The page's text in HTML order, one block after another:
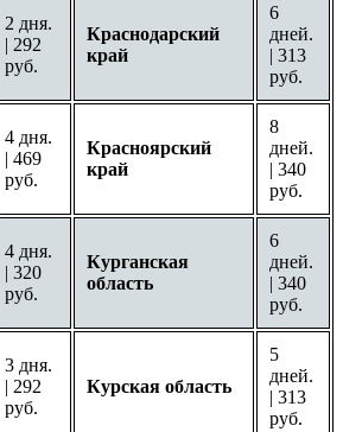
2 дня.
| 292
руб.
Краснодарский
край
6
дней.
| 313
руб.
4 дня.
| 469
руб.
Красноярский
край
8
дней.
| 340
руб.
4 дня.
| 320
руб.
Курганская
область
6
дней.
| 340
руб.
3 дня.
| 292
руб.
Курская область
5
дней.
| 313
руб.